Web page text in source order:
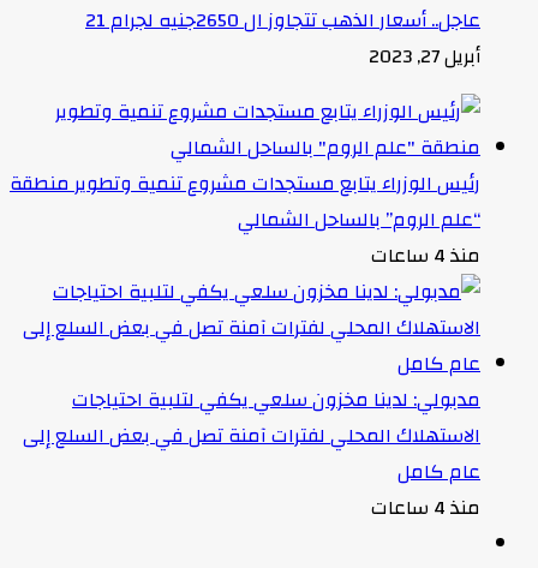
عاجل.. أسعار الذهب تتجاوز ال 2650جنيه لجرام 21
أبريل 27, 2023
رئيس الوزراء يتابع مستجدات مشروع تنمية وتطوير منطقة
“علم الروم” بالساحل الشمالي
منذ 4 ساعات
مدبولي: لدينا مخزون سلعي يكفي لتلبية احتياجات
الاستهلاك المحلي لفترات آمنة تصل في بعض السلع إلى
عام كامل
منذ 4 ساعات